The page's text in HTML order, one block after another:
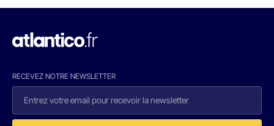
RECEVEZ NOTRE NEWSLETTER